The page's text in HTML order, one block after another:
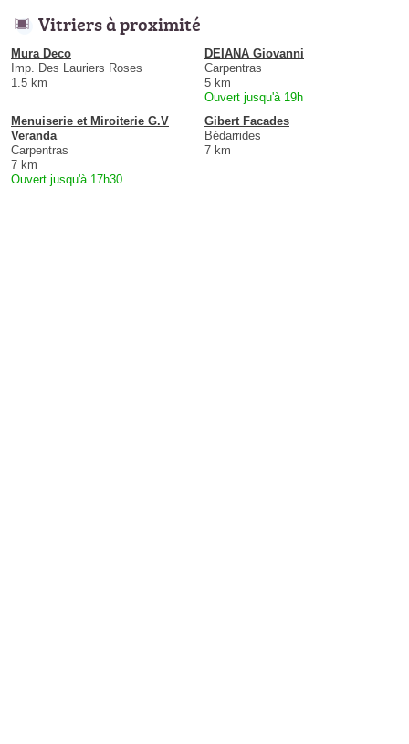
Vitriers à proximité
Mura Deco
Imp. Des Lauriers Roses
1.5 km
DEIANA Giovanni
Carpentras
5 km
Ouvert jusqu'à 19h
Menuiserie et Miroiterie G.V
Veranda
Carpentras
7 km
Ouvert jusqu'à 17h30
Gibert Facades
Bédarrides
7 km